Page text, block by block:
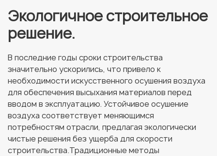
Экологичное строительное
решение.
В последние годы сроки строительства
значительно ускорились, что привело к
необходимости искусственного осушения воздуха
для обеспечения высыхания материалов перед
вводом в эксплуатацию. Устойчивое осушение
воздуха соответствует меняющимся
потребностям отрасли, предлагая экологически
чистые решения без ущерба для скорости
строительства.Традиционные методы